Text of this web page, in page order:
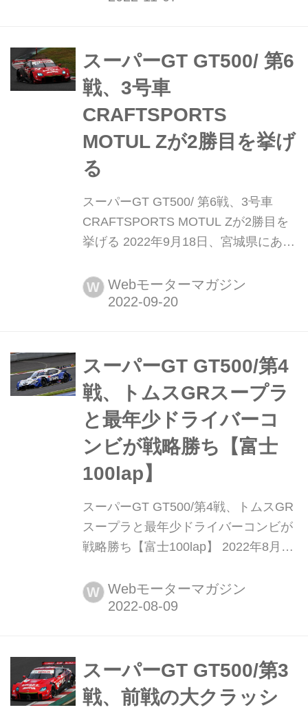
NSX-GT(山本尚貴/牧野任祐)がポール
トゥウィンを達成。そ...
スーパーGT GT500/ 第6
戦、3号車
CRAFTSPORTS
MOTUL Zが2勝目を挙げ
る
スーパーGT GT500/ 第6戦、3号車
CRAFTSPORTS MOTUL Zが2勝目を
挙げる 2022年9月18日、宮城県にある
AUTOBACS SUPER GT Round6
SUGO GT 300km RACEの決勝が行わ
にした。2位にMOTUL AU...
W Webモーターマガジン
スーパーGT GT500/第4
戦、トムスGRスープラ
と最年少ドライバーコ
ンビが戦略勝ち【富士
100lap】
スーパーGT GT500/第4戦、トムスGR
スープラと最年少ドライバーコンビが
戦略勝ち【富士100lap】 2022年8月7
で2022 SUPER GT第4戦「富士GT
100ラップレース」決勝が行われ、37
勝、ともに自身初優勝をあげた。2位
に12号車カルソニック...
W Webモーターマガジン
スーパーGT GT500/第3
戦、前戦の大クラッシ